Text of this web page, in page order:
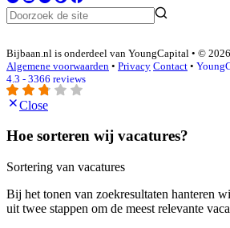
Bijbaan.nl is onderdeel van YoungCapital • ©
Algemene voorwaarden • Privacy Contact •
4.3 - 3366 reviews
Close
Hoe sorteren wij vacatures?
Sortering van vacatures
Bij het tonen van zoekresultaten hanteren
uit twee stappen om de meest relevante